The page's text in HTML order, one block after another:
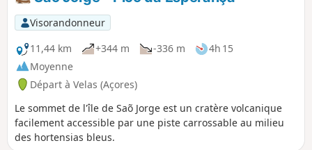
bout, l'accès au phare ne donne rien, par contre, juste
avant, une vigie permet la vue sur le Pico et ... les baleines.
La randonnée peut se faire en matinée, cela permet de
prendre un bain dans les piscines naturelles en bord de
mer à Velas.
Visorandonneur
11,44 km
+344 m -336 m
4h 15
Moyenne
Départ à Velas (Açores)
Le sommet de l'île de Saõ Jorge est un cratère volcanique
facilement accessible par une piste carrossable au milieu
des hortensias bleus.